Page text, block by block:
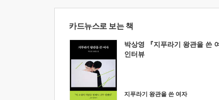
카드뉴스로 보는 책
박상영 『지푸라기 왕관을 쓴
인터뷰
지푸라기 왕관을 쓴 여자